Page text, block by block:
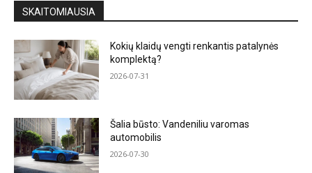
SKAITOMIAUSIA
Kokių klaidų vengti renkantis patalynės
komplektą?
2026-07-31
Šalia būsto: Vandeniliu varomas
automobilis
2026-07-30